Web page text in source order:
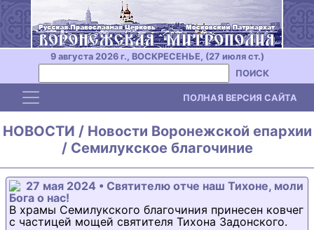
9 августа 2026 г., ВОСКРЕСЕНЬЕ, (27 июля ст.)
ПОИСК
Toggle navigation ПОЛНАЯ ВЕРСИЯ САЙТА
НОВОСТИ / Новости Воронежской епархии
/ Семилукское благочиние
27 мая 2024 • Святителю отче наш Тихоне, моли
Бога о нас!
В храмы Семилукского благочиния принесен ковчег
с частицей мощей святителя Тихона Задонского.